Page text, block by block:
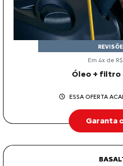
Óleo + filtro
Em 4x de
ESSA OFERTA
Garanta